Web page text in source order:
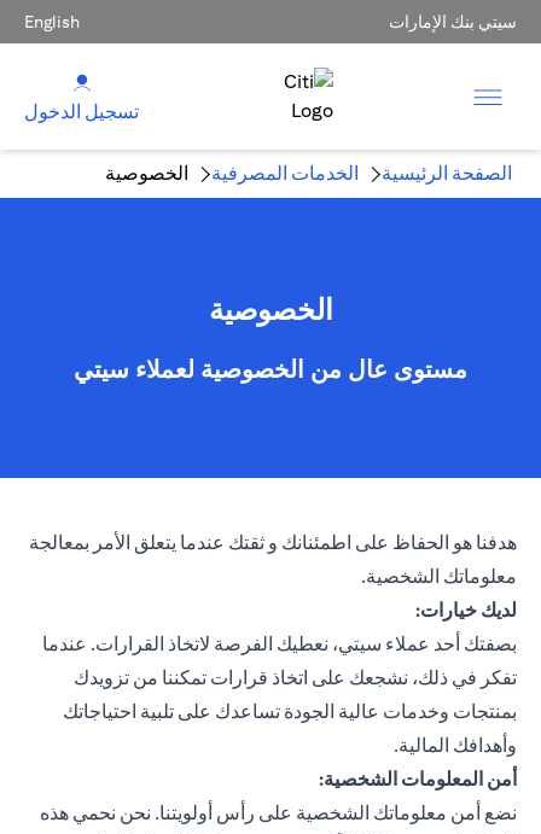
سيتي بنك الإمارات English
تسجيل الدخول
الصفحة الرئيسية الخدمات المصرفية الخصوصية
الخصوصية
مستوى عال من الخصوصية لعملاء سيتي
هدفنا هو الحفاظ على اطمئنانك و ثقتك عندما يتعلق الأمر بمعالجة
معلوماتك الشخصية.
لديك خيارات:
بصفتك أحد عملاء سيتي، نعطيك الفرصة لاتخاذ القرارات. عندما
تفكر في ذلك، نشجعك على اتخاذ قرارات تمكننا من تزويدك
بمنتجات وخدمات عالية الجودة تساعدك على تلبية احتياجاتك
وأهدافك المالية.
أمن المعلومات الشخصية:
نضع أمن معلوماتك الشخصية على رأس أولويتنا. نحن نحمي هذه